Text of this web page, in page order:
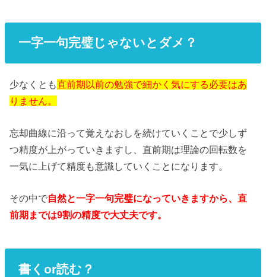
一字一句完璧じゃないとダメ？
少なくとも直前期以前の勉強で細かく気にする必要はあ
りません。
忘却曲線に沿って覚えなおしを続けていくことで少しず
つ精度が上がっていきますし、直前期は理論の回転数を
一気に上げて精度も意識していくことになります。
その中で自然と一字一句完璧になっていきますから、直
前期までは9割の精度で大丈夫です。
書くor読む？